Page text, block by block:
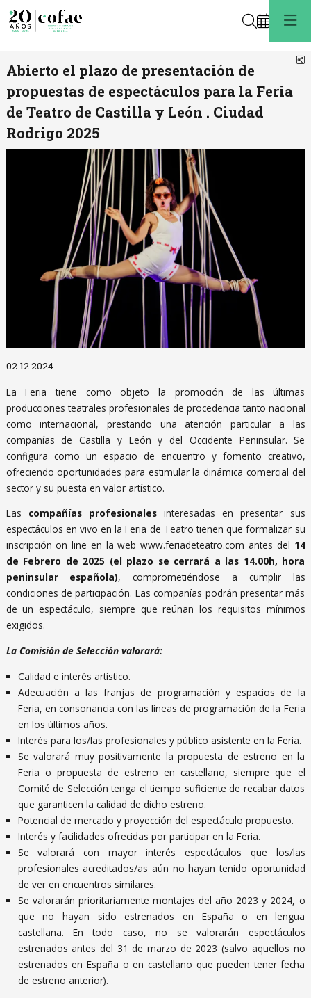
Buscar
Abierto el plazo de presentación de
propuestas de espectáculos para la Feria
de Teatro de Castilla y León . Ciudad
Rodrigo 2025
02.12.2024
La Feria tiene como objeto la promoción de las últimas
producciones teatrales profesionales de procedencia tanto nacional
como internacional, prestando una atención particular a las
compañías de Castilla y León y del Occidente Peninsular. Se
configura como un espacio de encuentro y fomento creativo,
ofreciendo oportunidades para estimular la dinámica comercial del
sector y su puesta en valor artístico.
Las compañías profesionalesinteresadas en presentar sus
espectáculos en vivo en la Feria de Teatro tienen que formalizar su
inscripción on line en la web www.feriadeteatro.com antes del 14
de Febrero de 2025 (el plazo se cerrará a las 14.00h, hora
peninsular española), comprometiéndose a cumplir las
condiciones de participación. Las compañías podrán presentar más
de un espectáculo, siempre que reúnan los requisitos mínimos
exigidos.
La Comisión de Selección valorará:
Calidad e interés artístico.
Adecuación a las franjas de programación y espacios de la
Feria, en consonancia con las líneas de programación de la Feria
en los últimos años.
Interés para los/las profesionales y público asistente en la Feria.
Se valorará muy positivamente la propuesta de estreno en la
Feria o propuesta de estreno en castellano, siempre que el
Comité de Selección tenga el tiempo suficiente de recabar datos
que garanticen la calidad de dicho estreno.
Potencial de mercado y proyección del espectáculo propuesto.
Interés y facilidades ofrecidas por participar en la Feria.
Se valorará con mayor interés espectáculos que los/las
profesionales acreditados/as aún no hayan tenido oportunidad
de ver en encuentros similares.
Se valorarán prioritariamente montajes del año 2023 y 2024, o
que no hayan sido estrenados en España o en lengua
castellana. En todo caso, no se valorarán espectáculos
estrenados antes del 31 de marzo de 2023 (salvo aquellos no
estrenados en España o en castellano que pueden tener fecha
de estreno anterior).